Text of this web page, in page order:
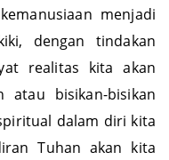
menjadi
dengan tindakan
realitas kita akan
atau bisikan-bisikan
dalam diri kita
Tuhan akan kita